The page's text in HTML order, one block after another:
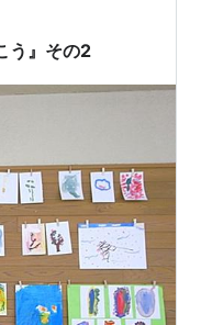
う』その2